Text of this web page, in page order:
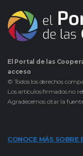
El Portal de las
acceso
© Todos los derechos
Los artículos firmados no
Agradecemos citar la
CONOCE MÁS SOBRE